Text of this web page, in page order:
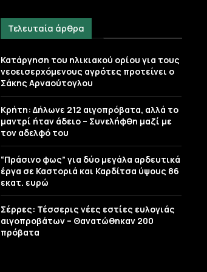
Τελευταία άρθρα
Κατάργηση του ηλικιακού ορίου για τους
νεοεισερχόμενους αγρότες προτείνει ο
Σάκης Αρναούτογλου
Κρήτη: Δήλωνε 212 αιγοπρόβατα, αλλά το
μαντρί ήταν άδειο – Συνελήφθη μαζί με
τον αδελφό του
“Πράσινο φως” για δύο μεγάλα αρδευτικά
έργα σε Καστοριά και Καρδίτσα ύψους 86
εκατ. ευρώ
Σέρρες: Τέσσερις νέες εστίες ευλογιάς
αιγοπροβάτων – Θανατώθηκαν 200
πρόβατα